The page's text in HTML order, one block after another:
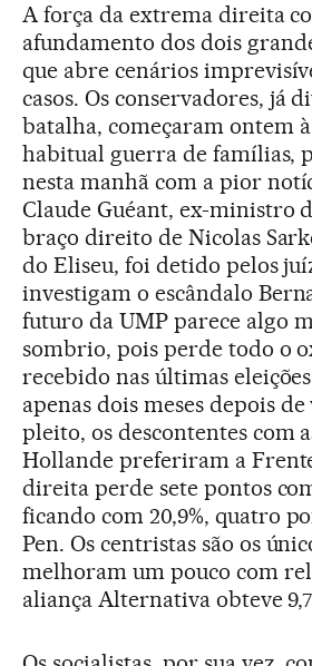
A força da extrema direita
afundamento dos dois
que abre cenários
casos. Os conservadores, já
batalha, começaram ontem
habitual guerra de famílias,
nesta manhã com a pior
Claude Guéant, ex-ministro
braço direito de Nicolas
do Eliseu, foi detido pelos
investigam o escândalo
futuro da UMP parece algo
sombrio, pois perde todo o
recebido nas últimas
apenas dois meses depois de
pleito, os descontentes com
Hollande preferiram a
direita perde sete pontos
ficando com 20,9%, quatro
Pen. Os centristas são os
melhoram um pouco com
aliança Alternativa obteve